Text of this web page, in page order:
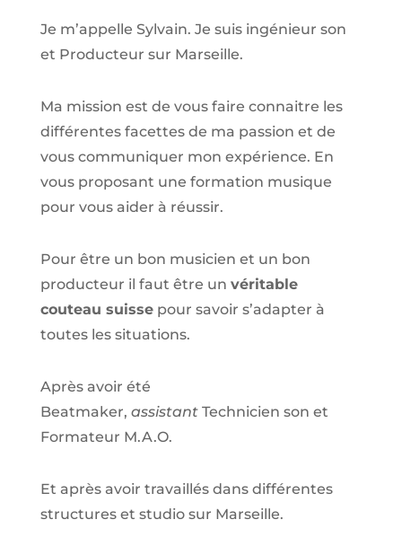
Je m’appelle Sylvain. Je suis ingénieur son
et Producteur sur Marseille.
Ma mission est de vous faire connaitre les
différentes facettes de ma passion et de
vous communiquer mon expérience. En
vous proposant une formation musique
pour vous aider à réussir.
Pour être un bon musicien et un bon
producteur il faut être un véritable
couteau suissepour savoir s’adapter à
toutes les situations.
Après avoir été
Beatmaker, assistant Technicien son et
Formateur M.A.O.
Et après avoir travaillés dans différentes
structures et studio sur Marseille.